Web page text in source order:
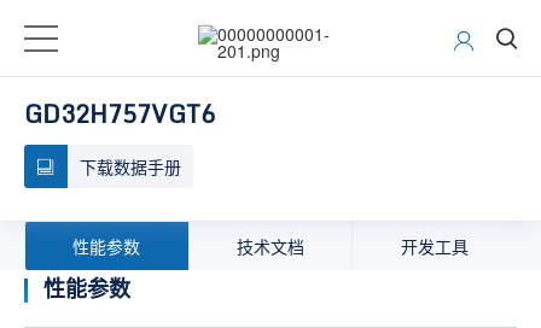
GD32H757VGT6
下载数据手册
性能参数 技术文档 开发工具
性能参数